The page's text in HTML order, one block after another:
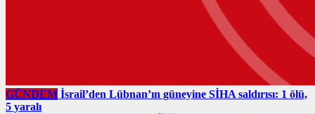
GÜNDEM İsrail’den Lübnan’ın güneyine SİHA saldırısı: 1 ölü,
5 yaralı